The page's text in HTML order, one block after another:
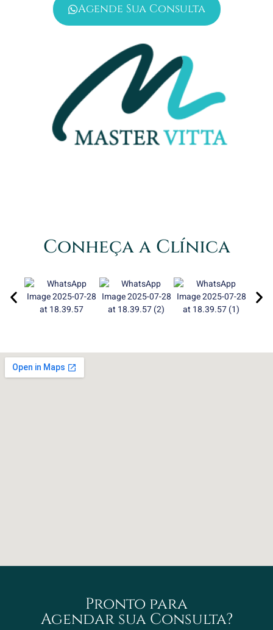
Agende Sua Consulta
Conheça a Clínica
Pronto para
Agendar sua Consulta?